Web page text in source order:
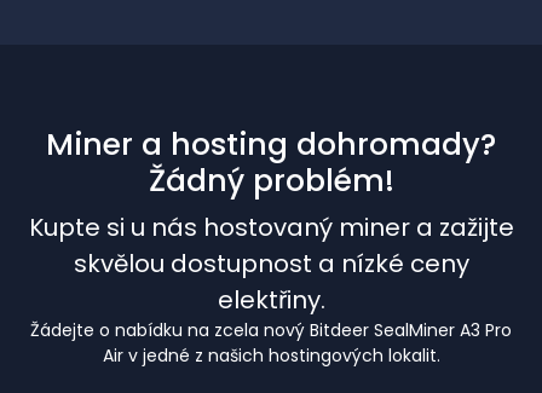
Miner a hosting dohromady?
Žádný problém!
Kupte si u nás hostovaný miner a zažijte
skvělou dostupnost a nízké ceny
elektřiny.
Žádejte o nabídku na zcela nový Bitdeer SealMiner A3 Pro
Air v jedné z našich hostingových lokalit.